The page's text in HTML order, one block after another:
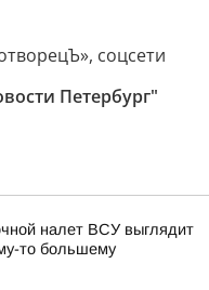
соцсети
Петербург"
налет ВСУ выглядит
то большему